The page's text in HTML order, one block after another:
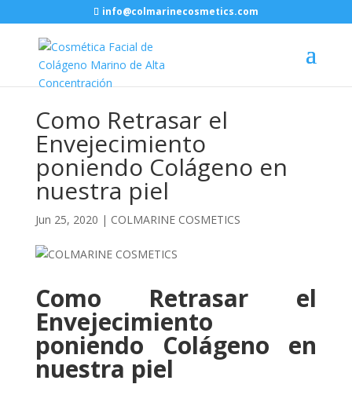
info@colmarinecosmetics.com
Como Retrasar el
Envejecimiento
poniendo Colágeno en
nuestra piel
Jun 25, 2020 | COLMARINE COSMETICS
Como Retrasar el
Envejecimiento
poniendo Colágeno en
nuestra piel